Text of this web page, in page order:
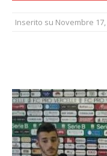
Inserito su Novembre 17,